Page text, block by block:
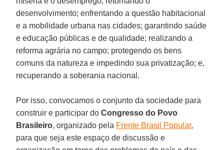
desenvolvimento; enfrentando a questão habitacional
e a mobilidade urbana nas cidades; garantindo saúde
e educação públicas e de qualidade; realizando a
reforma agrária no campo; protegendo os bens
comuns da natureza e impedindo sua privatização; e,
recuperando a soberania nacional.
Por isso, convocamos o conjunto da sociedade para
construir e participar doCongresso do Povo
Brasileiro, organizado pela Frente Brasil Popular,
para que seja este espaço de discussão e